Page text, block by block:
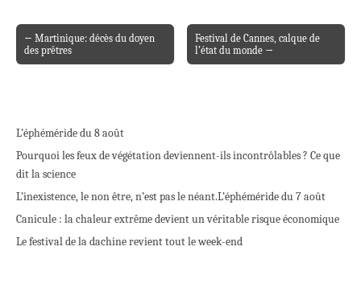
Post navigation
← Martinique: décès du doyen
des prêtres
Festival de Cannes, calque de
l’état du monde →
L’éphéméride du 8 août
Pourquoi les feux de végétation deviennent-ils incontrôlables ? Ce que
dit la science
L’inexistence, le non être, n’est pas le néant.L’éphéméride du 7 août
Canicule : la chaleur extrême devient un véritable risque économique
Le festival de la dachine revient tout le week-end